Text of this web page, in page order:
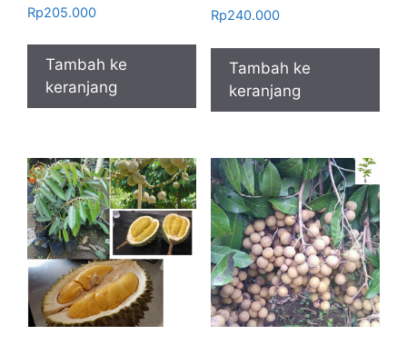
Rp205.000
Tambah ke
keranjang
Rp240.000
Tambah ke
keranjang